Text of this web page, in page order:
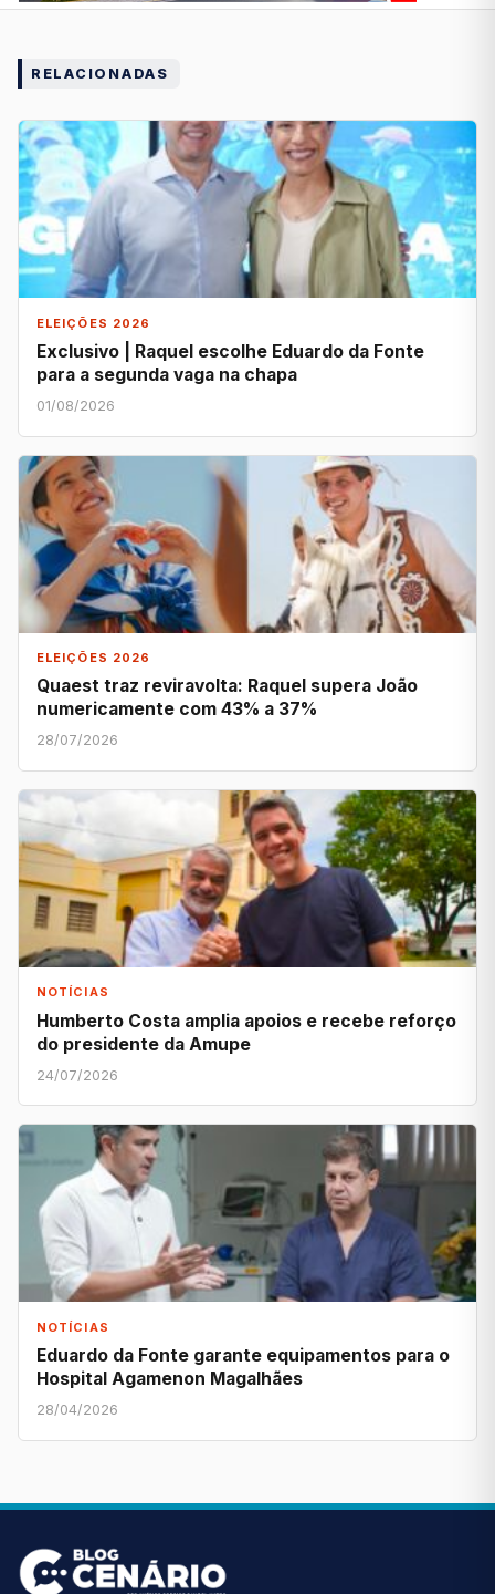
RELACIONADAS
ELEIÇÕES 2026
Exclusivo | Raquel escolhe Eduardo da Fonte
para a segunda vaga na chapa
01/08/2026
ELEIÇÕES 2026
Quaest traz reviravolta: Raquel supera João
numericamente com 43% a 37%
28/07/2026
NOTÍCIAS
Humberto Costa amplia apoios e recebe reforço
do presidente da Amupe
24/07/2026
NOTÍCIAS
Eduardo da Fonte garante equipamentos para o
Hospital Agamenon Magalhães
28/04/2026